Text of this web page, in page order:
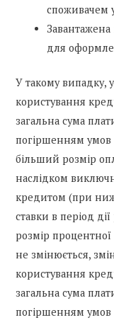
споживачем
Завантажена
для
У такому випадку,
користування
загальна сума
погіршенням умов
більший розмір
наслідком
кредитом (при
ставки в період
розмір
не змінюється,
користування
загальна сума
погіршенням умов